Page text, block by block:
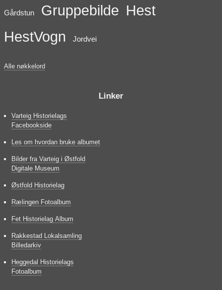
Gårdstun Gruppebilde Hest
HestVogn
Jordvei
Alle nøkkelord
Linker
Varteig Historielags
Facebookside
Les om hvordan bruke albumet
Bilder fra Varteig i Østfold
Digitale Museum
Østfold Historielag
Rælingen Fotoalbum
Fet Historielag Album
Rakkestad Lokalsamling
Billedarkiv
Heggedal Historielags
Fotoalbum